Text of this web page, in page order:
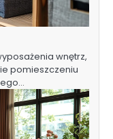
wnętrz,
pomieszczeniu